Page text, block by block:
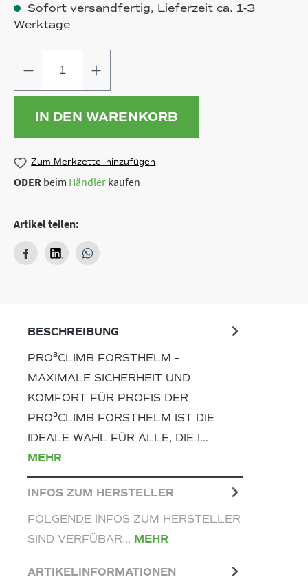
Sofort versandfertig, Lieferzeit ca. 1-3
Werktage
IN DEN WARENKORB
Zum Merkzettel hinzufügen
ODER beim Händler kaufen
Artikel teilen:
BESCHREIBUNG
PRO³CLIMB FORSTHELM –
MAXIMALE SICHERHEIT UND
KOMFORT FÜR PROFIS DER
PRO³CLIMB FORSTHELM IST DIE
IDEALE WAHL FÜR ALLE, DIE I…
MEHR
INFOS ZUM HERSTELLER
FOLGENDE INFOS ZUM HERSTELLER
SIND VERFÜBAR... MEHR
ARTIKELINFORMATIONEN